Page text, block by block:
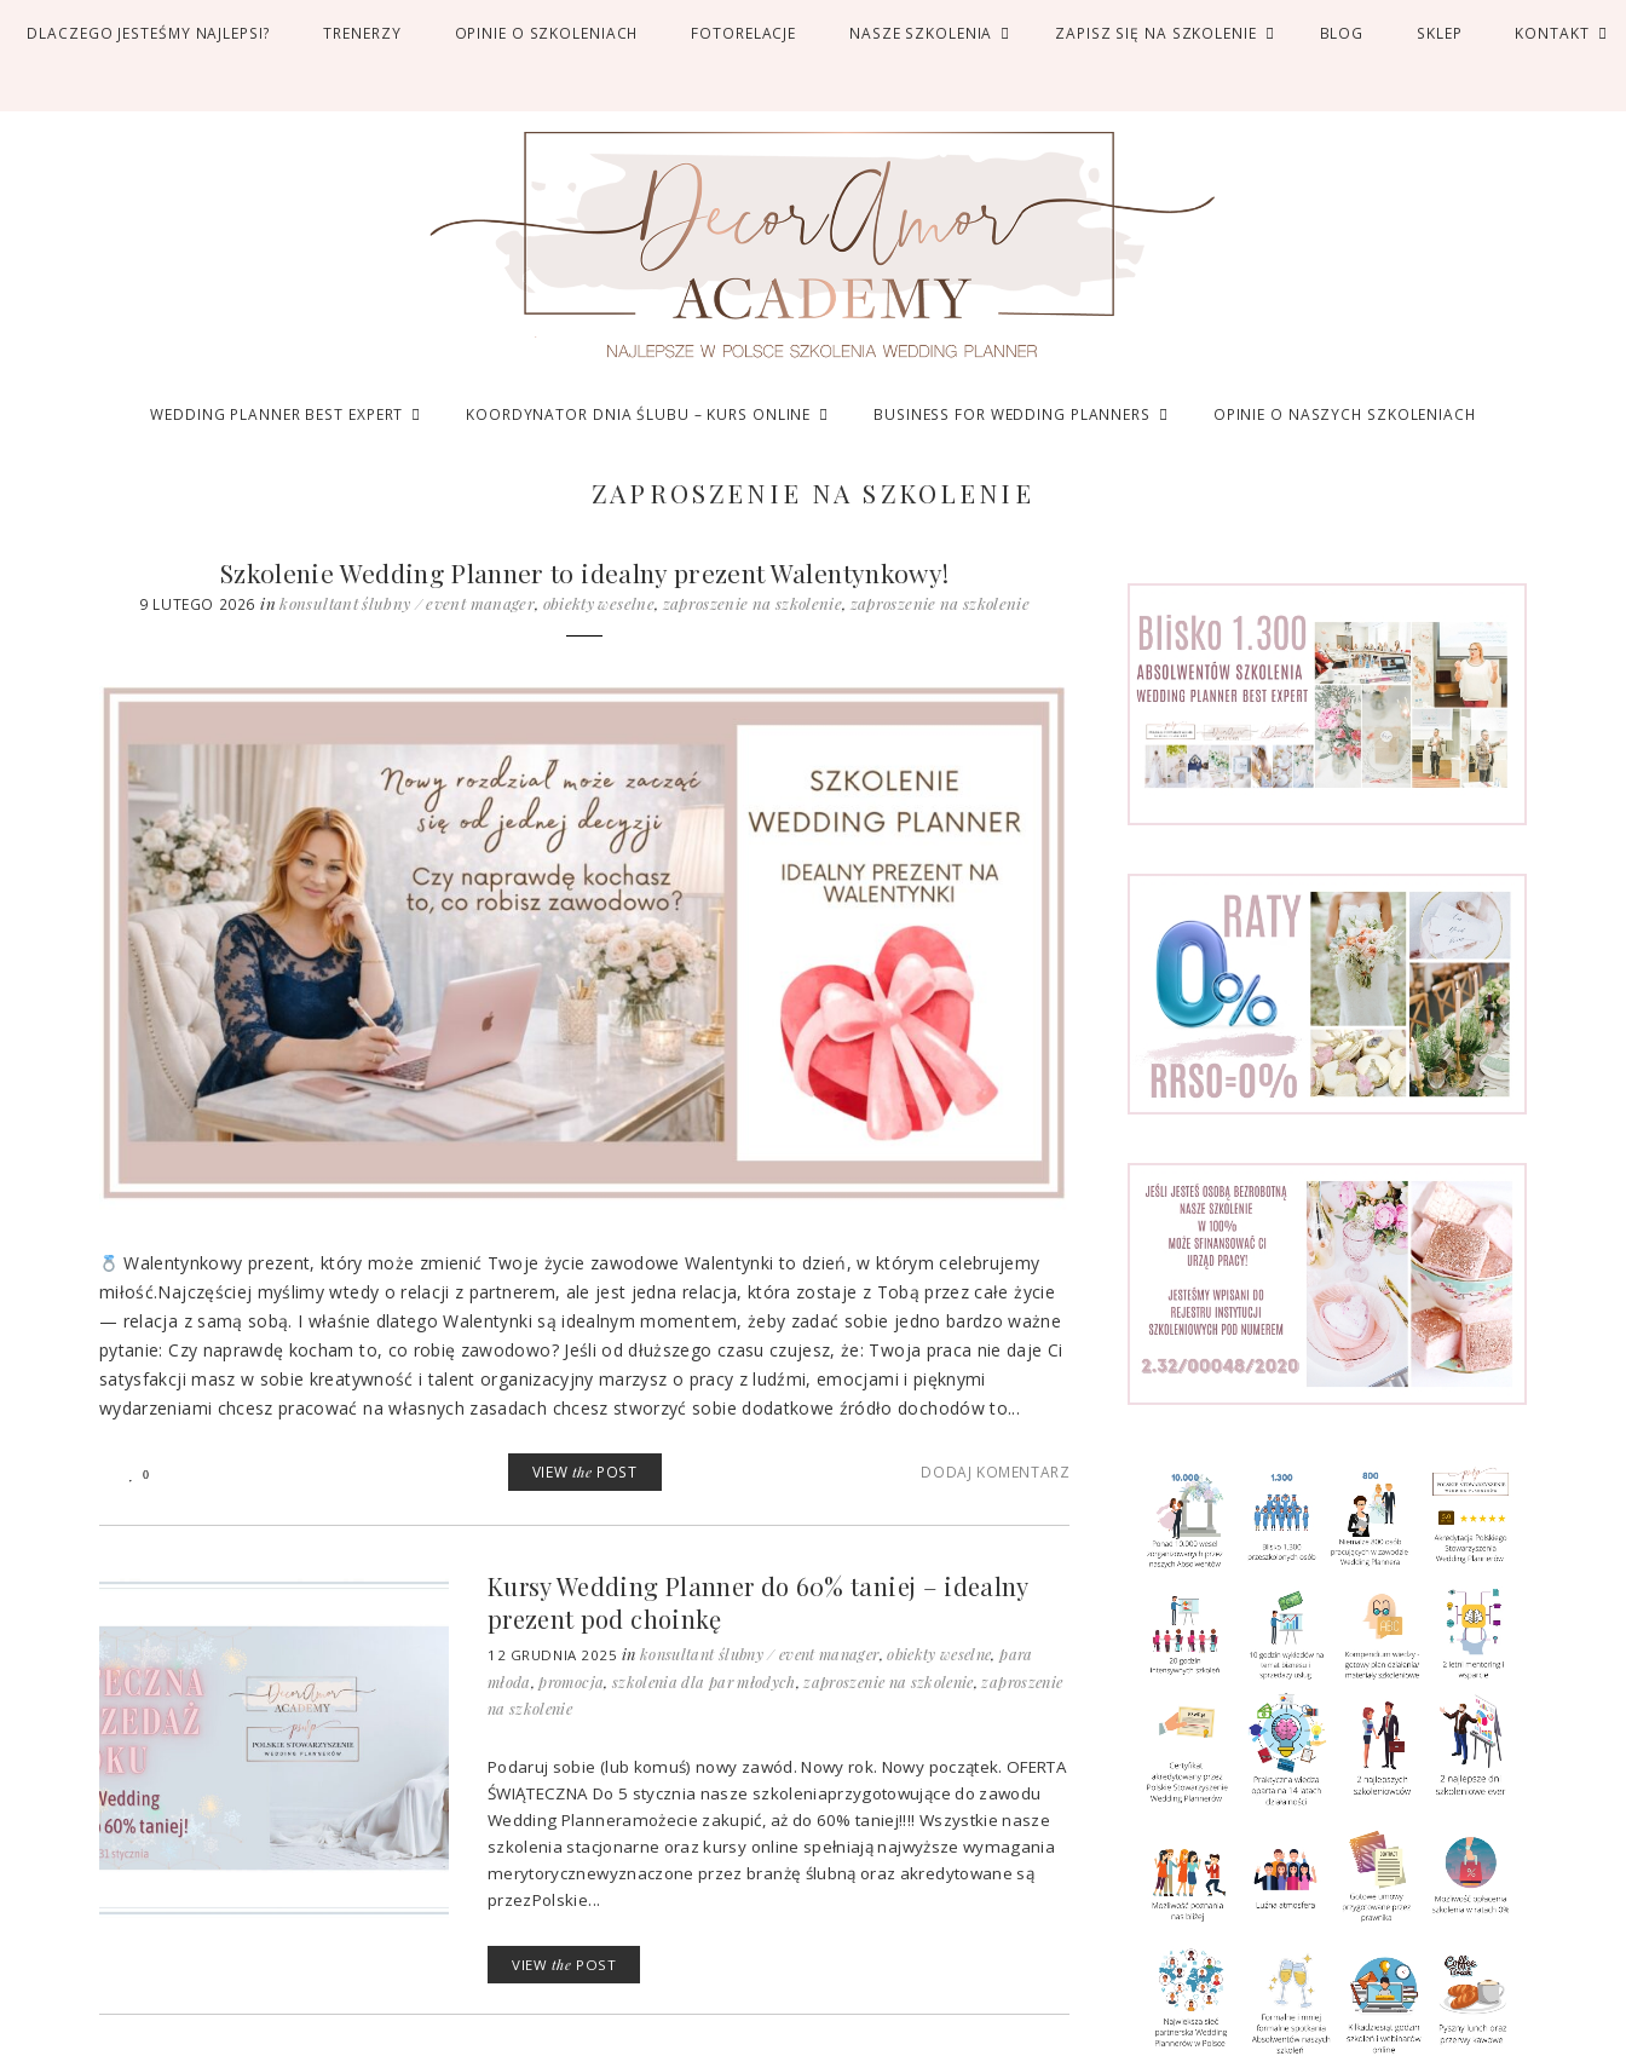
DLACZEGO JESTEŚMY NAJLEPSI? TRENERZY OPINIE O SZKOLENIACH FOTORELACJE NASZE SZKOLENIA ZAPISZ SIĘ NA SZKOLENIE BLOG SKLEP KONTAKT
WEDDING PLANNER BEST EXPERT KOORDYNATOR DNIA ŚLUBU – KURS ONLINE BUSINESS FOR WEDDING PLANNERS OPINIE O NASZYCH SZKOLENIACH
ZAPROSZENIE NA SZKOLENIE
Szkolenie Wedding Planner to idealny prezent Walentynkowy!
9 LUTEGO 2026 inkonsultant ślubny / event manager, obiekty weselne, zaproszenie na szkolenie, zaproszenie na szkolenie
Walentynkowy prezent, który może zmienić Twoje życie zawodowe Walentynki to dzień, w którym celebrujemy
miłość.Najczęściej myślimy wtedy o relacji z partnerem, ale jest jedna relacja, która zostaje z Tobą przez całe życie
— relacja z samą sobą. I właśnie dlatego Walentynki są idealnym momentem, żeby zadać sobie jedno bardzo ważne
pytanie: Czy naprawdę kocham to, co robię zawodowo? Jeśli od dłuższego czasu czujesz, że: Twoja praca nie daje Ci
satysfakcji masz w sobie kreatywność i talent organizacyjny marzysz o pracy z ludźmi, emocjami i pięknymi
wydarzeniami chcesz pracować na własnych zasadach chcesz stworzyć sobie dodatkowe źródło dochodów to...
0 VIEW the POST DODAJ KOMENTARZ
Kursy Wedding Planner do 60% taniej – idealny
prezent pod choinkę
12 GRUDNIA 2025 in konsultant ślubny / event manager,obiekty weselne, para
młoda, promocja, szkolenia dla par młodych, zaproszenie na szkolenie, zaproszenie
na szkolenie
Podaruj sobie (lub komuś) nowy zawód. Nowy rok. Nowy początek. OFERTA
ŚWIĄTECZNA Do 5 stycznia nasze szkoleniaprzygotowujące do zawodu
Wedding Planneramożecie zakupić, aż do 60% taniej!!!! Wszystkie nasze
szkolenia stacjonarne oraz kursy online spełniają najwyższe wymagania
merytorycznewyznaczone przez branżę ślubną oraz akredytowane są
przezPolskie...
VIEW the POST